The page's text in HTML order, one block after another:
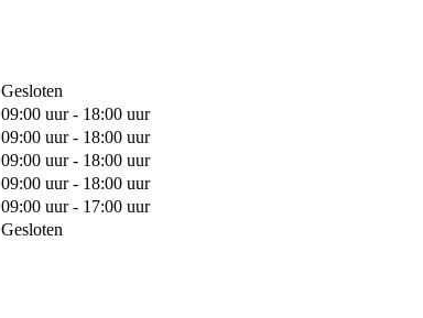
Gesloten
09:00 uur - 18:00 uur
09:00 uur - 18:00 uur
09:00 uur - 18:00 uur
09:00 uur - 18:00 uur
09:00 uur - 17:00 uur
Gesloten